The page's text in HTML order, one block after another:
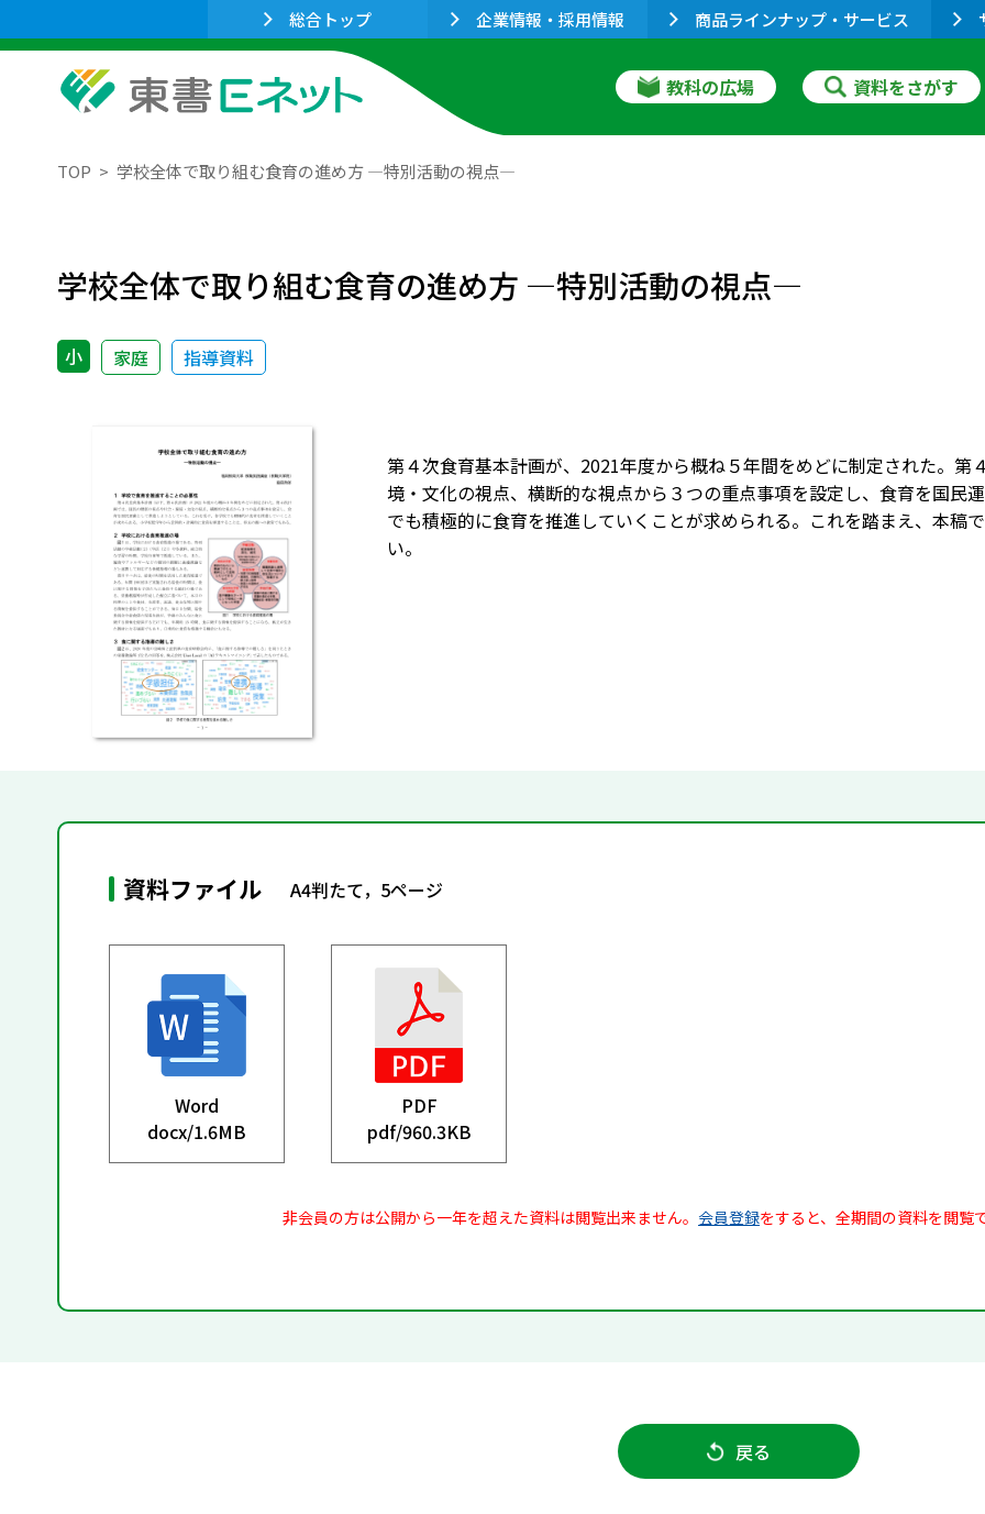
総合トップ 企業情報・採用情報 商品ラインナップ・サービス
教科の広場 資料をさがす
TOP 学校全体で取り組む食育の進め方 ―特別活動の視点―
学校全体で取り組む食育の進め方 ―特別活動の視点―
小 家庭 指導資料
第４次食育基本計画が、2021年度から概ね５年間をめどに制定された。
境・文化の視点、横断的な視点から３つの重点事項を設定し、食育を国民
でも積極的に食育を推進していくことが求められる。これを踏まえ、本稿
い。
資料ファイル A4判たて，5ページ
Word
docx/1.6MB
PDF
pdf/960.3KB
非会員の方は公開から一年を超えた資料は閲覧出来ません。 会員登録をすると、全期間の資料を閲覧
戻る